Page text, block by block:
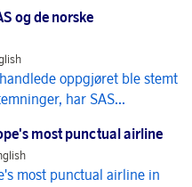
og de norske
oppgjøret ble stemt
har SAS...
most punctual airline
most punctual airline in